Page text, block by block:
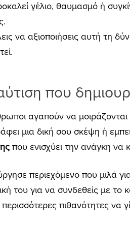
γέλιο, θαυμασμό ή
να αξιοποιήσεις αυτή τη
που
αγαπούν να
μια δική σου σκέψη ή
που ενισχύει την ανάγκη να
περιεχόμενο που μιλά
του για να συνδεθείς με το
πιθανότητες να